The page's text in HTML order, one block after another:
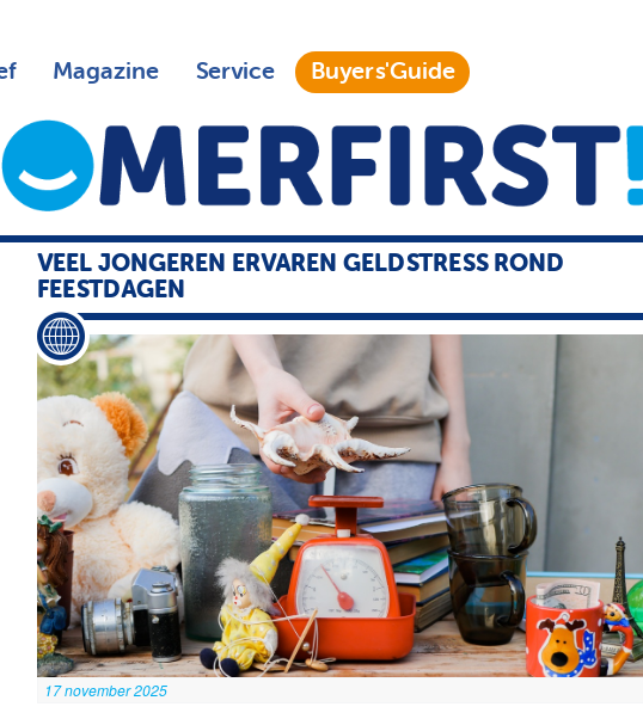
Magazine Service Buyers'Guide
VEEL JONGEREN ERVAREN GELDSTRESS ROND
FEESTDAGEN
17 november 2025